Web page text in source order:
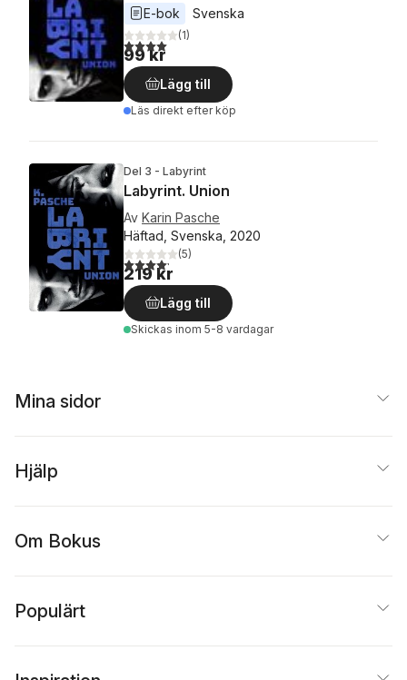
E-bok
Svenska
4,0utav 5 stjärnor. Totalt antal röster:
(1)
99 kr
Lägg till
Läs direkt efter köp
Del 3 - Labyrint
Labyrint. Union
Av Karin Pasche
Häftad, Svenska, 2020
4,2utav 5 stjärnor. Totalt antal röster:
(5)
219 kr
Lägg till
Skickas inom 5-8 vardagar
Mina sidor
Hjälp
Om Bokus
Populärt